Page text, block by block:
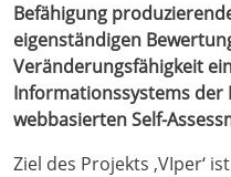
Befähigung
eigenständigen
Veränderungsfähigkeit
Informationssystems
webbasierten Self-
Ziel des Projekts ‚VIper‘